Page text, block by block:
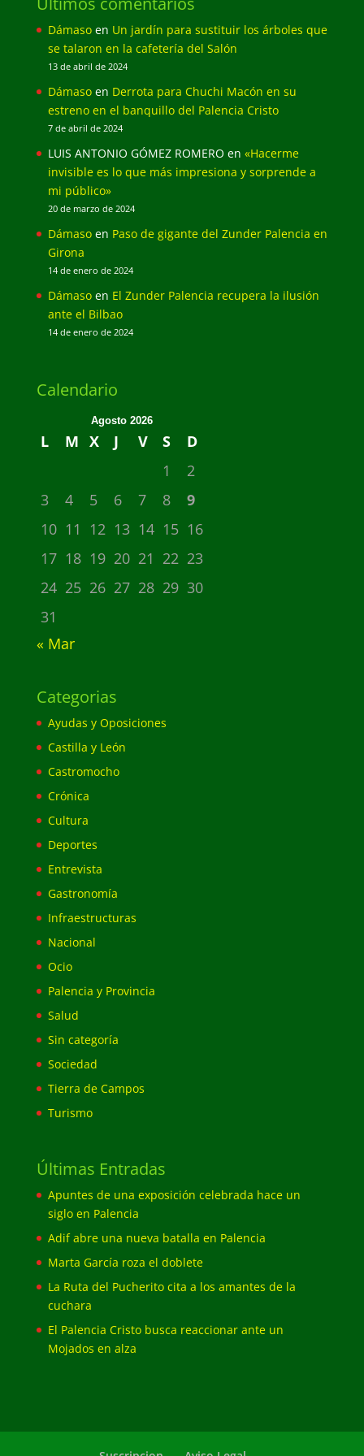
Dámasoen Un jardín para sustituir los árboles que
se talaron en la cafetería del Salón
13 de abril de 2024
Dámasoen Derrota para Chuchi Macón en su
estreno en el banquillo del Palencia Cristo
7 de abril de 2024
LUIS ANTONIO GÓMEZ ROMERO en «Hacerme
invisible es lo que más impresiona y sorprende a
mi público»
20 de marzo de 2024
Dámasoen Paso de gigante del Zunder Palencia en
Girona
14 de enero de 2024
Dámasoen El Zunder Palencia recupera la ilusión
ante el Bilbao
14 de enero de 2024
Calendario
Agosto 2026
L M X J V S
D
1
2
3
4 5 6 7 8
9
10 11 12 13 14 15 16
17 18 19 20 21 22 23
24 25 26 27 28 29 30
31
« Mar
Categorias
Ayudas y Oposiciones
Castilla y León
Castromocho
Crónica
Cultura
Deportes
Entrevista
Gastronomía
Infraestructuras
Nacional
Ocio
Palencia y Provincia
Salud
Sin categoría
Sociedad
Tierra de Campos
Turismo
Últimas Entradas
Apuntes de una exposición celebrada hace un
siglo en Palencia
Adif abre una nueva batalla en Palencia
Marta García roza el doblete
La Ruta del Pucherito cita a los amantes de la
cuchara
El Palencia Cristo busca reaccionar ante un
Mojados en alza